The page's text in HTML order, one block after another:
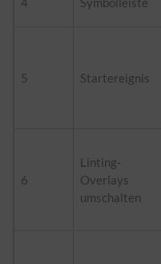
5 Startereignis
6
Linting-
Overlays
umschalten